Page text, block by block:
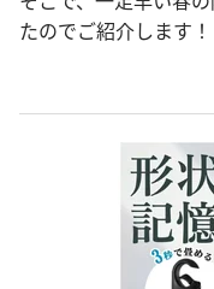
たのでご紹介します！